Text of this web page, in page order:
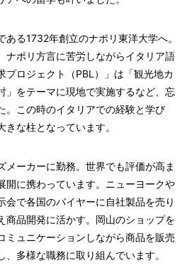
る1732年創立のナポリ東洋大学へ。
ナポリ方言に苦労しながらイタリア語
プロジェクト（PBL）」は「観光地カ
」をテーマに現地で実施するなど、忘
。この時のイタリアでの経験と学び
な柱となっています。
メーカーに勤務。世界でも評価が高ま
開に携わっています。ニューヨークや
会で各国のバイヤーに自社製品を売り
商品開発に活かす。岡山のショップを
ミュニケーションしながら商品を販売
多様な職務に取り組んでいます。